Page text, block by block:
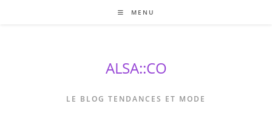
MENU
ALSA::CO
LE BLOG TENDANCES ET MODE